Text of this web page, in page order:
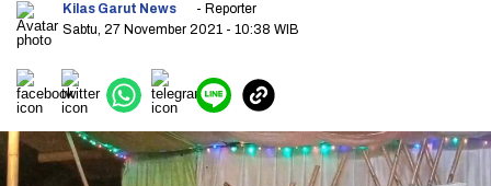
Kilas Garut News
- Reporter
Sabtu, 27 November 2021 - 10:38 WIB